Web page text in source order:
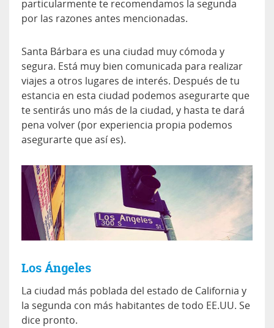
particularmente te recomendamos la segunda
por las razones antes mencionadas.
Santa Bárbara es una ciudad muy cómoda y
segura. Está muy bien comunicada para realizar
viajes a otros lugares de interés. Después de tu
estancia en esta ciudad podemos asegurarte que
te sentirás uno más de la ciudad, y hasta te dará
pena volver (por experiencia propia podemos
asegurarte que así es).
Los Ángeles
La ciudad más poblada del estado de California y
la segunda con más habitantes de todo EE.UU. Se
dice pronto.